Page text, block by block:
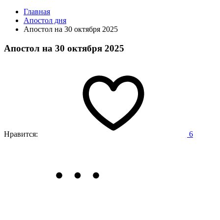
Главная
Апостол дня
Апостол на 30 октября 2025
Апостол на 30 октября 2025
Нравится: 6